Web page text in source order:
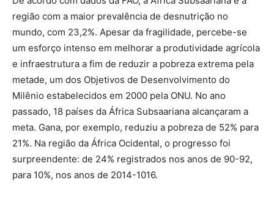
região com a maior prevalência de desnutrição no
mundo, com 23,2%. Apesar da fragilidade, percebe-se
um esforço intenso em melhorar a produtividade agrícola
e infraestrutura a fim de reduzir a pobreza extrema pela
metade, um dos Objetivos de Desenvolvimento do
Milênio estabelecidos em 2000 pela ONU. No ano
passado, 18 países da África Subsaariana alcançaram a
meta. Gana, por exemplo, reduziu a pobreza de 52% para
21%. Na região da África Ocidental, o progresso foi
surpreendente: de 24% registrados nos anos de 90-92,
para 10%, nos anos de 2014-1016.